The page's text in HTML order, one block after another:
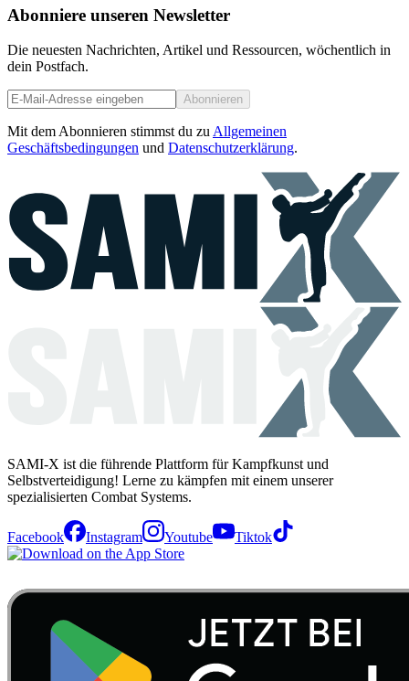
Abonniere unseren Newsletter
Die neuesten Nachrichten, Artikel und Ressourcen, wöchentlich in
dein Postfach.
Abonnieren
Mit dem Abonnieren stimmst du zu Allgemeinen
Geschäftsbedingungen und Datenschutzerklärung.
SAMI-X ist die führende Plattform für Kampfkunst und
Selbstverteidigung! Lerne zu kämpfen mit einem unserer
spezialisierten Combat Systems.
Facebook Instagram Youtube Tiktok